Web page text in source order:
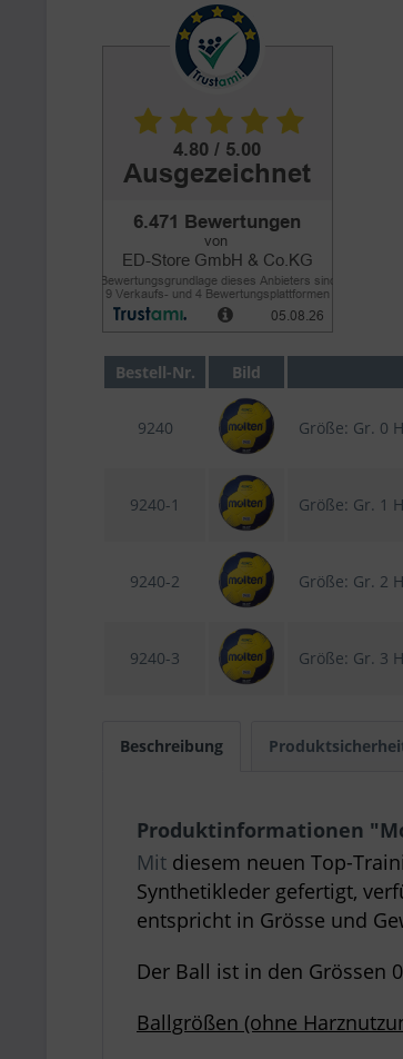
Bestell-Nr. Bild
9240 Größe: Gr. 0
9240-1 Größe: Gr. 1
9240-2 Größe: Gr. 2
9240-3 Größe: Gr. 3
Beschreibung
Produktinformationen
Mit diesem neuen Top-
Synthetikleder gefertigt,
entspricht in Grösse und
Der Ball ist in den Grössen
Ballgrößen (ohne